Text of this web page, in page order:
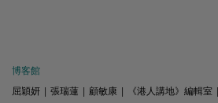
博客館
屈穎妍
張瑞蓮 顧敏康 《港人講地》編輯室